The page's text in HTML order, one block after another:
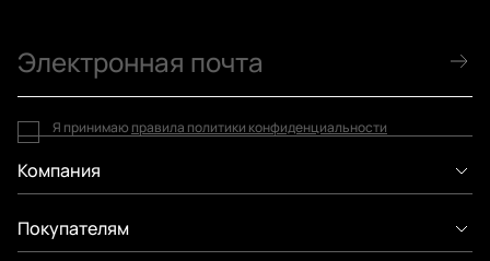
Компания
Покупателям
Я принимаю правила политики конфиденциальности